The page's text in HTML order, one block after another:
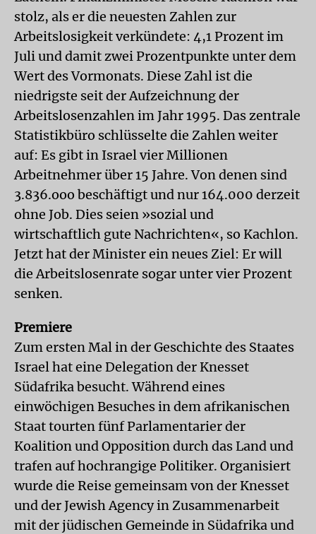
stolz, als er die neuesten Zahlen zur
Arbeitslosigkeit verkündete: 4,1 Prozent im
Juli und damit zwei Prozentpunkte unter dem
Wert des Vormonats. Diese Zahl ist die
niedrigste seit der Aufzeichnung der
Arbeitslosenzahlen im Jahr 1995. Das zentrale
Statistikbüro schlüsselte die Zahlen weiter
auf: Es gibt in Israel vier Millionen
Arbeitnehmer über 15 Jahre. Von denen sind
3.836.ooo beschäftigt und nur 164.000 derzeit
ohne Job. Dies seien »sozial und
wirtschaftlich gute Nachrichten«, so Kachlon.
Jetzt hat der Minister ein neues Ziel: Er will
die Arbeitslosenrate sogar unter vier Prozent
senken.
Premiere
Zum ersten Mal in der Geschichte des Staates
Israel hat eine Delegation der Knesset
Südafrika besucht. Während eines
einwöchigen Besuches in dem afrikanischen
Staat tourten fünf Parlamentarier der
Koalition und Opposition durch das Land und
trafen auf hochrangige Politiker. Organisiert
wurde die Reise gemeinsam von der Knesset
und der Jewish Agency in Zusammenarbeit
mit der jüdischen Gemeinde in Südafrika und